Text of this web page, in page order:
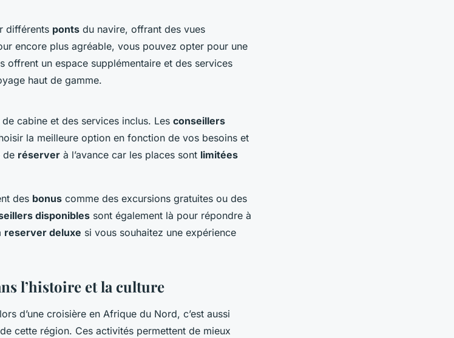
différents ponts du navire, offrant des vues
encore plus agréable, vous pouvez opter pour une
offrent un espace supplémentaire et des services
haut de gamme.
cabine et des services inclus. Les conseillers
la meilleure option en fonction de vos besoins et
de réserver à l’avance car les places sont limitées
des bonus comme des excursions gratuites ou des
disponibles sont également là pour répondre à
reserver deluxe si vous souhaitez une expérience
l’histoire et la culture
d’une croisière en Afrique du Nord, c’est aussi
de cette région. Ces activités permettent de mieux